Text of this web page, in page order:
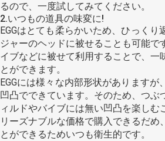
るので、一度試してみてください。
2.いつもの道具の味変に!
EGGはとても柔らかいため、ひっくり
ジャーのヘッドに被せることも可能で
イブなどに被せて利用することで、一
とができます。
EGGには様々な内部形状がありますが
凹凸でできています。そのため、つぶ
ィルドやバイブには無い凹凸を楽しむ
リーズナブルな価格で購入できるだめ
とができるためいつも衛生的です。